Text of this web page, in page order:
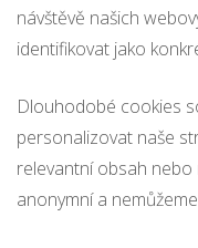
návštěvě našich
identifikovat jako
Dlouhodobé cookies
personalizovat naše
relevantní obsah nebo
anonymní a